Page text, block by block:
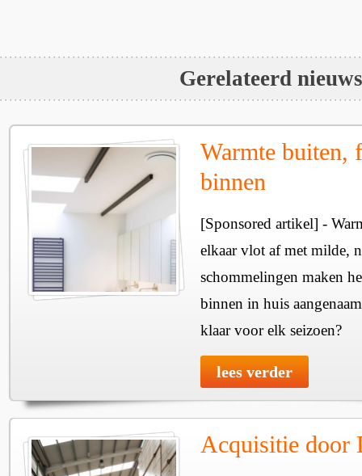
Gerelateerd nieuws
Warmte buiten,
binnen
[Sponsored artikel] -
elkaar vlot af met milde,
schommelingen maken
binnen in huis
klaar voor elk seizoen?
lees verder
Acquisitie door